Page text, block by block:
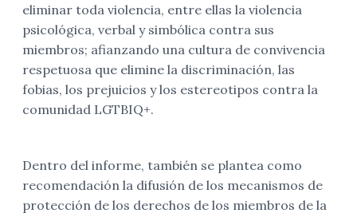
eliminar toda violencia, entre ellas la violencia
psicológica, verbal y simbólica contra sus
miembros; afianzando una cultura de convivencia
respetuosa que elimine la discriminación, las
fobias, los prejuicios y los estereotipos contra la
comunidad LGTBIQ+.
Dentro del informe, también se plantea como
recomendación la difusión de los mecanismos de
protección de los derechos de los miembros de la